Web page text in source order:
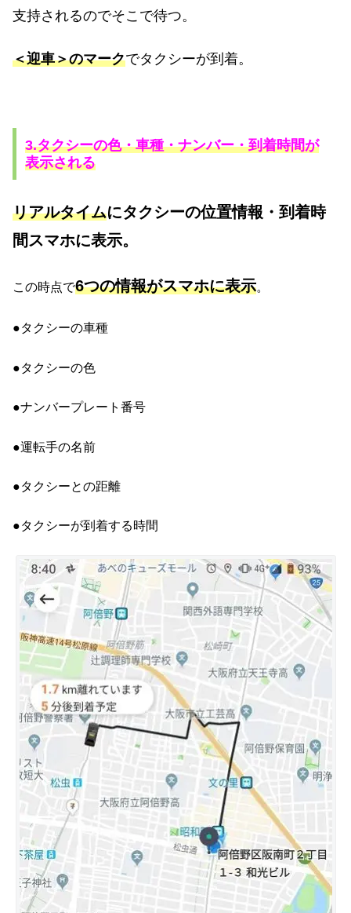
支持されるのでそこで待つ。
＜迎車＞のマークでタクシーが到着。
3.タクシーの色・車種・ナンバー・到着時間が
表示される
リアルタイムにタクシーの位置情報・到着時
間スマホに表示。
この時点で6つの情報がスマホに表示。
●タクシーの車種
●タクシーの色
●ナンバープレート番号
●運転手の名前
●タクシーとの距離
●タクシーが到着する時間